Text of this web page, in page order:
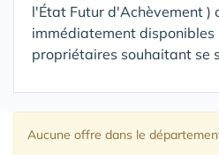
l'État Futur d'Achèvement )
immédiatement disponibles
propriétaires souhaitant se
Aucune offre dans le